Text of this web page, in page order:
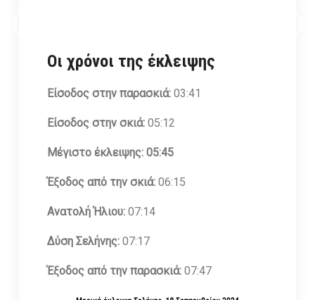
Οι χρόνοι της έκλειψης
Είσοδος στην παρασκιά:03:41
Είσοδος στην σκιά:05:12
Μέγιστο έκλειψης: 05:45
Έξοδος από την σκιά:06:15
Ανατολή Ήλιου: 07:14
Δύση Σελήνης:07:17
Έξοδος από την παρασκιά: 07:47